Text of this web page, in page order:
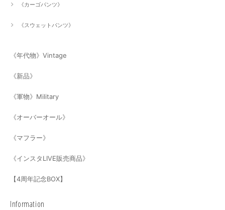
《カーゴパンツ》
《スウェットパンツ》
《年代物》Vintage
《新品》
《軍物》Military
《オーバーオール》
《マフラー》
《インスタLIVE販売商品》
【4周年記念BOX】
Information